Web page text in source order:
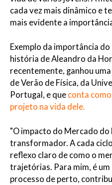
cada vez mais dinâmico e
mais evidente a
Exemplo da importância
história de Aleandro da
recentemente, ganhou
de Verão de Física, da
Portugal, e que conta
projeto na vida dele.
"O impacto do Mercado
transformador. A cada
reflexo claro de como o
trajetórias. Para mim, é
processo de perto,